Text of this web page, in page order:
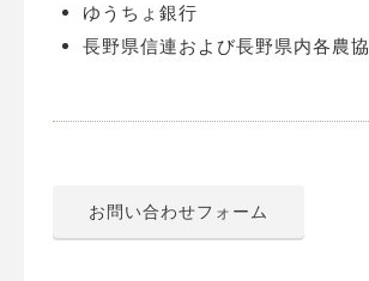
ゆうちょ銀行
長野県信連および長野県内各農協
お問い合わせフォーム